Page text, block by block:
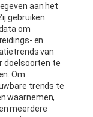
aan het
gebruiken
om
en
van
doelsoorten te
Om
trends te
waarnemen,
meerdere